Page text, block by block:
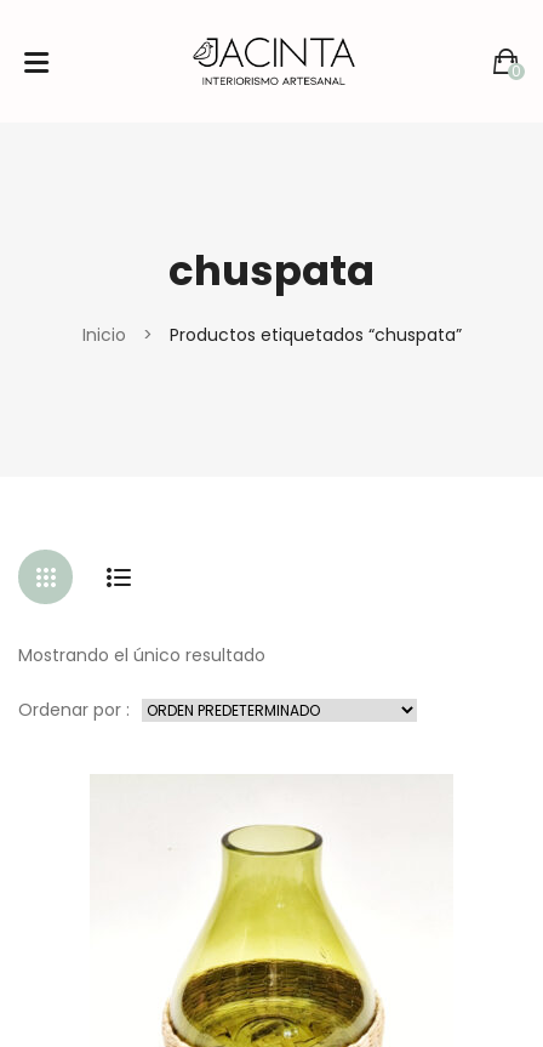
0
chuspata
Inicio > Productos etiquetados “chuspata”
Mostrando el único resultado
Ordenar por :